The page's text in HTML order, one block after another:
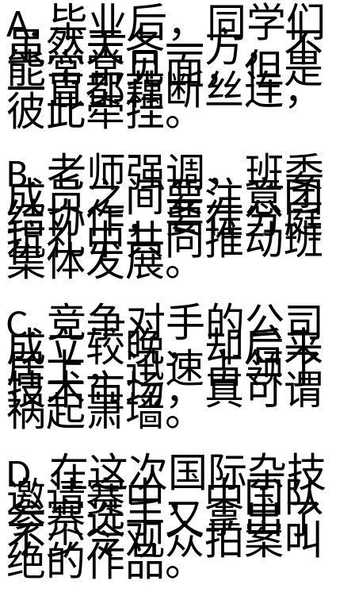
A. 毕业后，同学们
虽然天各一方，不
能常常见面，但是
一直都藕断丝连，
彼此牵挂。
B.老师强调，班委
成员之间要注意团
结协作，要在分庭
抗礼中共同推动班
集体发展。
C.竞争对手的公司
成立较晚，却后来
居上，迅速占领了
技术市场，真可谓
祸起萧墙。
D.在这次国际杂技
邀请赛中，中国队
参赛选手又拿出了
不少令观众拍案叫
绝的作品。